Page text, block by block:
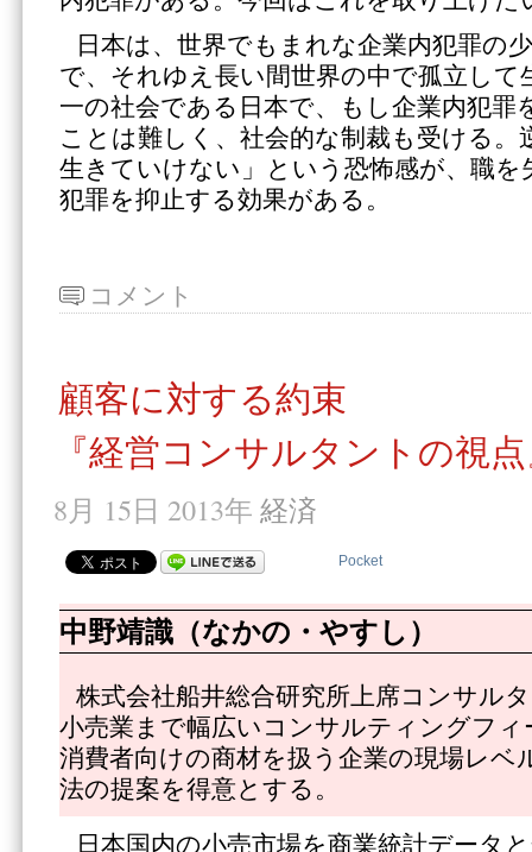
日本は、世界でもまれな企業内犯罪の
で、それゆえ長い間世界の中で孤立して
一の社会である日本で、もし企業内犯罪
ことは難しく、社会的な制裁も受ける。
生きていけない」という恐怖感が、職を
犯罪を抑止する効果がある。
コメント
顧客に対する約束
『経営コンサルタントの視
8月 15日 2013年 経済
Pocket
中野靖識（なかの・やすし）
株式会社船井総合研究所上席コンサル
小売業まで幅広いコンサルティングフ
消費者向けの商材を扱う企業の現場レベ
法の提案を得意とする。
日本国内の小売市場を商業統計データ